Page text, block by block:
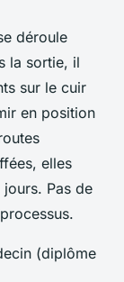
déroule
la sortie, il
sur le cuir
en position
elles
jours. Pas de
(diplôme